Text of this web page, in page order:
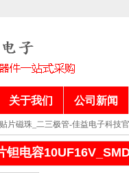
关于我们 公司新闻
片磁珠_二三极管-佳益电子科技
电容